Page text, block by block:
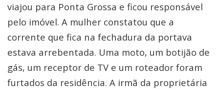
viajou para Ponta Grossa e ficou responsável
pelo imóvel. A mulher constatou que a
corrente que fica na fechadura da portava
estava arrebentada. Uma moto, um botijão de
gás, um receptor de TV e um roteador foram
furtados da residência. A irmã da proprietária